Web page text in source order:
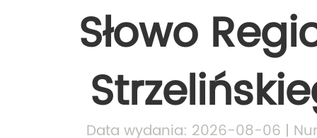
Słowo
Data wydania: 2026-08-06 |